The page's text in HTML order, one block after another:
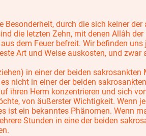
Besonderheit, durch die sich keiner
die letzten Zehn, mit denen Allâh
dem Feuer befreit. Wir befinden
Art und Weise auskosten, und zwar
in einer der beiden
nicht in einer der beiden
ihren Herrn konzentrieren und sich
von äußerster Wichtigkeit. Wenn
ist ein bekanntes Phänomen. Wenn
Stunden in eine der beiden